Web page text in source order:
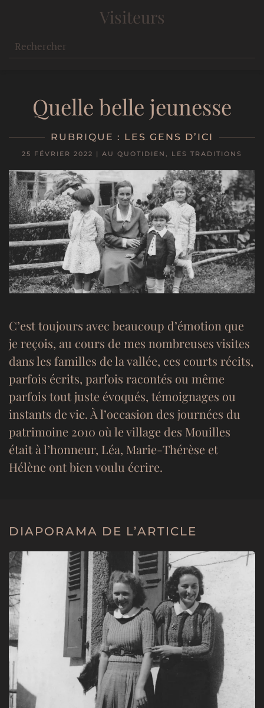
Visiteurs
Quelle belle jeunesse
RUBRIQUE : LES GENS D’ICI
25 FÉVRIER 2022 | AU QUOTIDIEN , LES TRADITIONS
C’est toujours avec beaucoup d’émotion que
je reçois, au cours de mes nombreuses visites
dans les familles de la vallée, ces courts récits,
parfois écrits, parfois racontés ou même
parfois tout juste évoqués, témoignages ou
instants de vie. À l’occasion des journées du
patrimoine 2010 où le village des Mouilles
était à l’honneur, Léa, Marie-Thérèse et
Hélène ont bien voulu écrire.
DIAPORAMA DE L’ARTICLE